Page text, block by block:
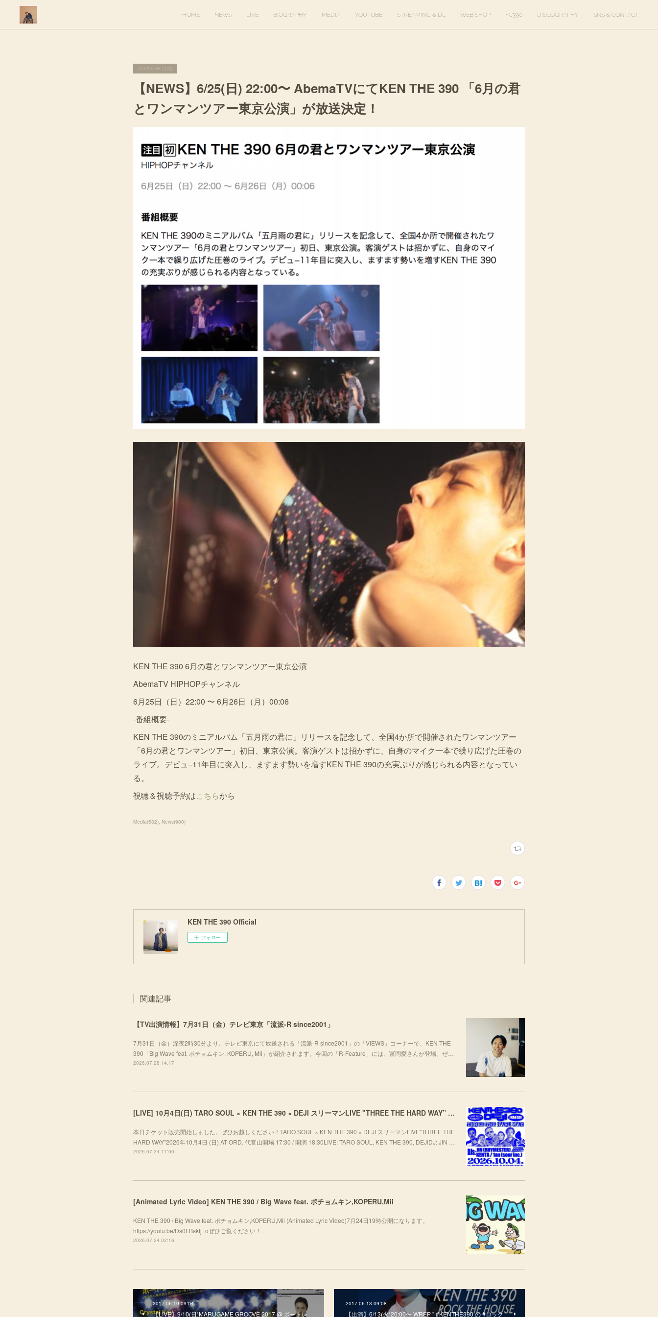
HOME NEWS LIVE BIOGRAPHY MEDIA YOUTUBE STREAMING & DL WEB SHOP FC390 DISCOGRAPHY SNS & CONTACT
2017.06.18 13:25
【NEWS】6/25(日) 22:00〜 AbemaTVにてKEN THE 390 「6月の君
とワンマンツアー東京公演」が放送決定！
KEN THE 390 6月の君とワンマンツアー東京公演
AbemaTV HIPHOPチャンネル
6月25日（日）22:00 〜 6月26日（月）00:06
-番組概要-
KEN THE 390のミニアルバム「五月雨の君に」リリースを記念して、全国4か所で開催されたワンマンツアー
「6月の君とワンマンツアー」初日、東京公演。客演ゲストは招かずに、自身のマイク一本で繰り広げた圧巻の
ライブ。デビュ−11年目に突入し、ますます勢いを増すKEN THE 390の充実ぶりが感じられる内容となってい
る。
視聴＆視聴予約はこちらから
Media(532) News(980)
KEN THE 390 Official
フォロー
関連記事
【TV出演情報】7月31日（金）テレビ東京「流派-R since2001」
7月31日（金）深夜2時30分より、テレビ東京にて放送される「流派-R since2001」の「VIEWS」コーナーで、KEN THE
390「Big Wave feat. ポチョムキン, KOPERU, Mii」が紹介されます。今回の「R-Feature」には、冨岡愛さんが登場。ぜ…
2026.07.28 14:17
[LIVE] 10月4日(日) TARO SOUL × KEN THE 390 × DEJI スリーマンLIVE "THREE THE HARD WAY” @ ORD. 代官山
本日チケット販売開始しました。ぜひお越しください！TARO SOUL × KEN THE 390 × DEJI スリーマンLIVE"THREE THE
HARD WAY”2026年10月4日 (日) AT ORD. 代官山開場 17:30 / 開演 18:30LIVE: TARO SOUL, KEN THE 390, DEJIDJ: JIN …
2026.07.24 11:00
[Animated Lyric Video] KEN THE 390 / Big Wave feat. ポチョムキン,KOPERU,Mii
KEN THE 390 / Big Wave feat. ポチョムキン,KOPERU,Mii (Animated Lyric Video)7月24日19時公開になります。
https://youtu.be/Ds0FBskfj_oぜひご覧ください！
2026.07.24 02:16
2017.06.19 09:04
【LIVE】9/10(日)MARUGAME GROOVE 2017 @ ボートレ
2017.06.13 09:08
【出演】6/13(火)20:00〜 WREP " #KENTHE390 の #ロック